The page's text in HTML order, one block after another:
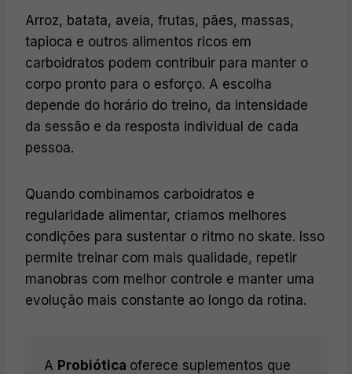
Arroz, batata, aveia, frutas, pães, massas,
tapioca e outros alimentos ricos em
carboidratos podem contribuir para manter o
corpo pronto para o esforço. A escolha
depende do horário do treino, da intensidade
da sessão e da resposta individual de cada
pessoa.
Quando combinamos carboidratos e
regularidade alimentar, criamos melhores
condições para sustentar o ritmo no skate. Isso
permite treinar com mais qualidade, repetir
manobras com melhor controle e manter uma
evolução mais constante ao longo da rotina.
A Probiótica oferece suplementos que